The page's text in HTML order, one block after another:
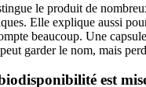
le produit de
Elle explique aussi
beaucoup. Une
garder le nom, mais
est